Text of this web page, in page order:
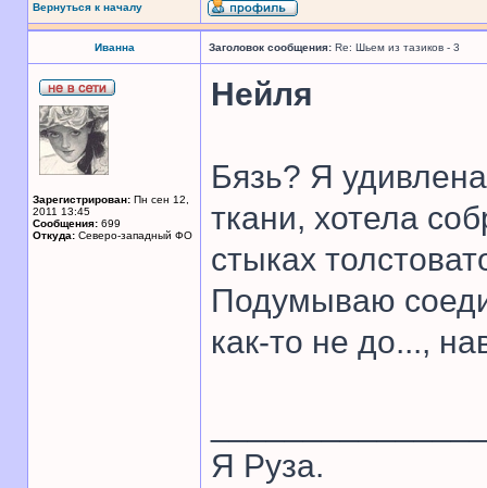
Вернуться к началу
Иванна Заголовок сообщения: Re: Шьем из тазиков - 3
Зарегистрирован: Пн сен 12,
2011 13:45
Сообщения: 699
Откуда: Северо-западный ФО
Нейля
Бязь? Я
ткани, хотела
стыках
Подумываю
как-то не до...,
Я Руза.